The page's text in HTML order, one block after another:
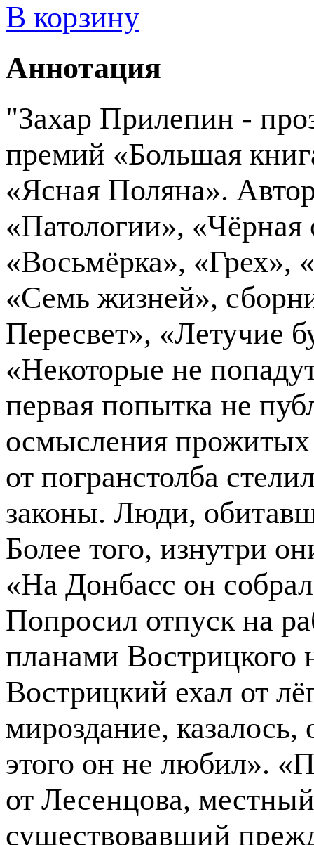
В корзину
Аннотация
"Захар Прилепин -
премий «Большая
«Ясная Поляна».
«Патологии», «Чёрная
«Восьмёрка», «Грех»,
«Семь жизней»,
Пересвет», «Летучие
«Некоторые не
первая попытка не
осмысления
от погранстолба
законы. Люди,
Более того, изнутри
«На Донбасс он
Попросил отпуск на
планами
Вострицкий ехал от
мироздание,
этого он не любил».
от Лесенцова,
существовавший